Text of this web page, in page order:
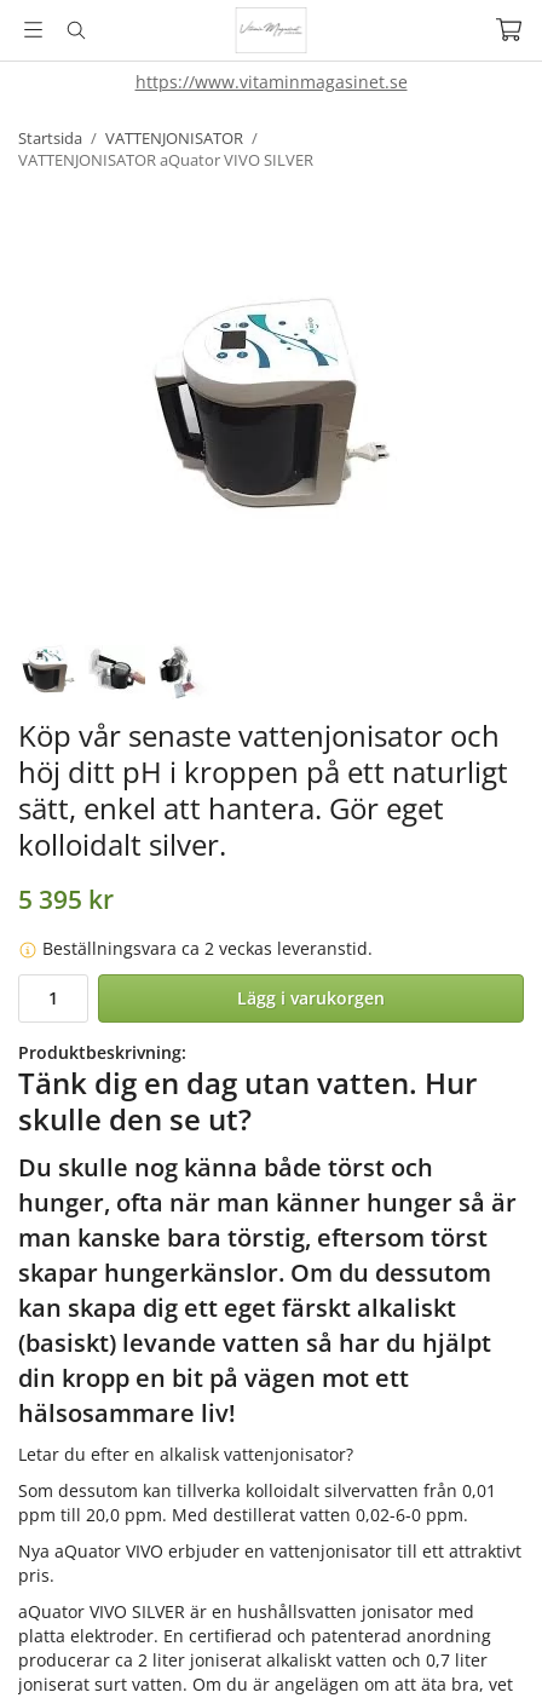
https://www.vitaminmagasinet.se
Startsida / VATTENJONISATOR /
VATTENJONISATOR aQuator VIVO SILVER
Köp vår senaste vattenjonisator och
höj ditt pH i kroppen på ett naturligt
sätt, enkel att hantera. Gör eget
kolloidalt silver.
5 395 kr
Beställningsvara ca 2 veckas leveranstid.
Lägg i varukorgen
Produktbeskrivning:
Tänk dig en dag utan vatten. Hur
skulle den se ut?
Du skulle nog känna både törst och
hunger, ofta när man känner hunger så är
man kanske bara törstig, eftersom törst
skapar hungerkänslor. Om du dessutom
kan skapa dig ett eget färskt alkaliskt
(basiskt) levande vatten så har du hjälpt
din kropp en bit på vägen mot ett
hälsosammare liv!
Letar du efter en alkalisk vattenjonisator?
Som dessutom kan tillverka kolloidalt silvervatten från 0,01
ppm till 20,0 ppm. Med destillerat vatten 0,02-6-0 ppm.
Nya aQuator VIVO erbjuder en vattenjonisator till ett attraktivt
pris.
aQuator VIVO SILVER är en hushållsvatten jonisator med
platta elektroder. En certifierad och patenterad anordning
producerar ca 2 liter joniserat alkaliskt vatten och 0,7 liter
joniserat surt vatten. Om du är angelägen om att äta bra, vet